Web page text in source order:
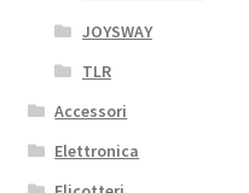
JOYSWAY
TLR
Accessori
Elettronica